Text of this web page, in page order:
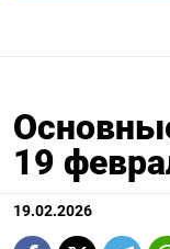
19
19.02.2026